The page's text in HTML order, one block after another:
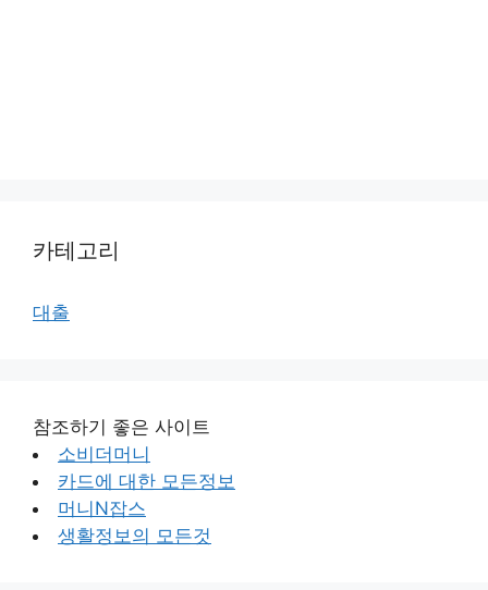
카테고리
대출
참조하기 좋은 사이트
소비더머니
카드에 대한 모든정보
머니N잡스
생활정보의 모든것